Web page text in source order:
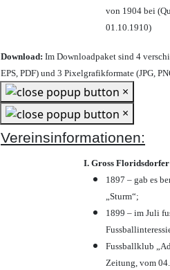
von 1904 bei
01.10.1910)
Download: Im Downloadpaket sind 4
EPS, PDF) und 3 Pixelgrafikformate (JPG,
×
×
Vereinsinformationen:
I. Gross
1897 – gab es
„Sturm“;
1899 – im Juli
Fussballklub
Zeitung, vom